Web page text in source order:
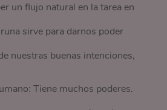
un flujo natural en la tarea en
sirve para darnos poder
nuestras buenas intenciones,
Tiene muchos poderes.